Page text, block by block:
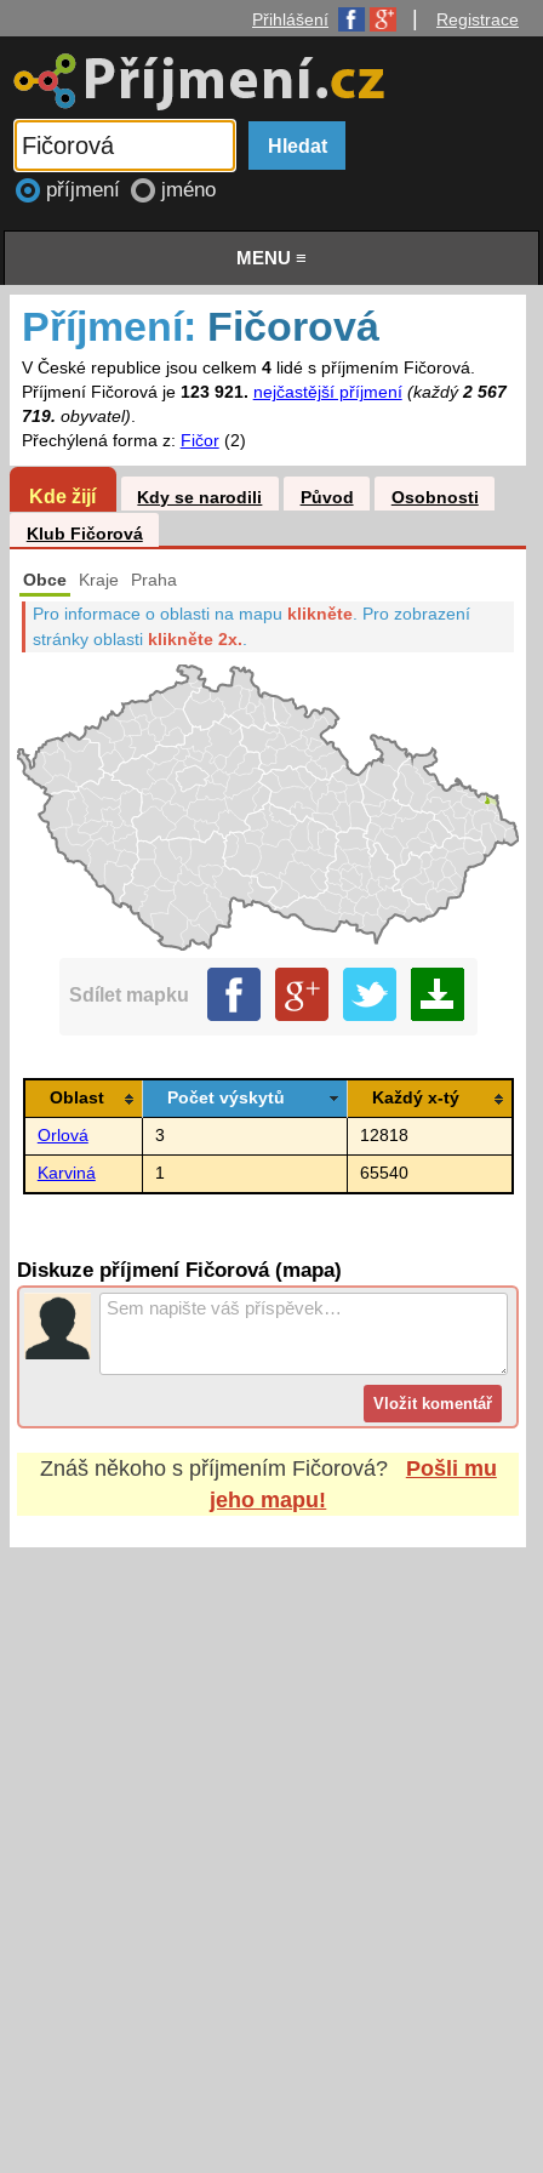
Přihlášení Registrace
příjmení jméno
MENU ≡
Příjmení: Fičorová
V České republice jsou celkem 4lidé s příjmením Fičorová.
Příjmení Fičorová je 123 921. nejčastější příjmení (každý2 567
719. obyvatel).
Přechýlená forma z: Fičor(2)
Kde žijí Kdy se narodili Původ
Osobnosti
Klub Fičorová
Obce Kraje Praha
Pro informace o oblasti na mapu klikněte Pro zobrazení
stránky oblasti klikněte 2x.
Sdílet mapku
Oblast Počet výskytů Každý x-tý
Orlová 3 12818
Karviná 1 65540
Diskuze příjmení Fičorová (mapa)
Znáš někoho s příjmením Fičorová?
Pošli mu
jeho mapu!